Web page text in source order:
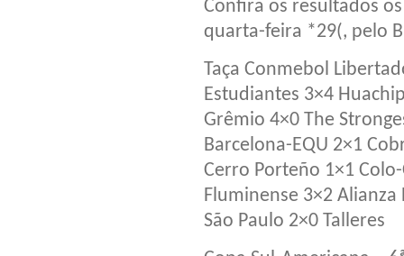
Confira os resultados
quarta-feira *29(, pelo
Taça Conmebol
Estudiantes 3×4
Grêmio 4×0 The
Barcelona-EQU 2×1
Cerro Porteño 1×1
Fluminense 3×2 Alianza
São Paulo 2×0 Talleres